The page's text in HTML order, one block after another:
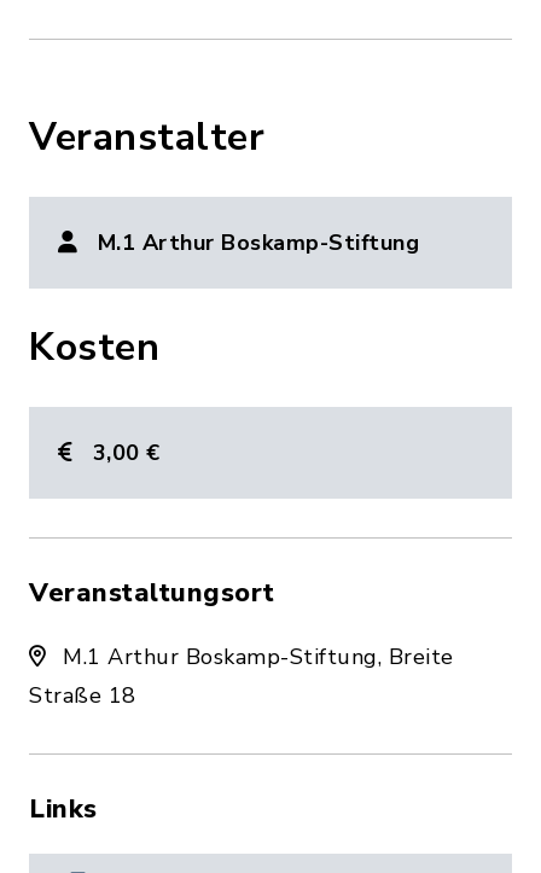
Veranstalter
M.1 Arthur Boskamp-Stiftung
Kosten
3,00 €
Veranstaltungsort
M.1 Arthur Boskamp-Stiftung, Breite
Straße 18
Links